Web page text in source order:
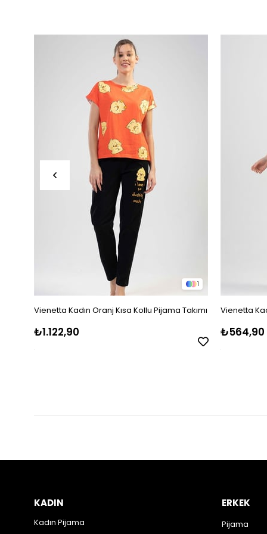
1
Vienetta Kadın Oranj Kısa Kollu Pijama Takımı
₺1.122,90
Vienetta
₺564,90
KADIN
Kadın Pijama
ERKEK
Pijama